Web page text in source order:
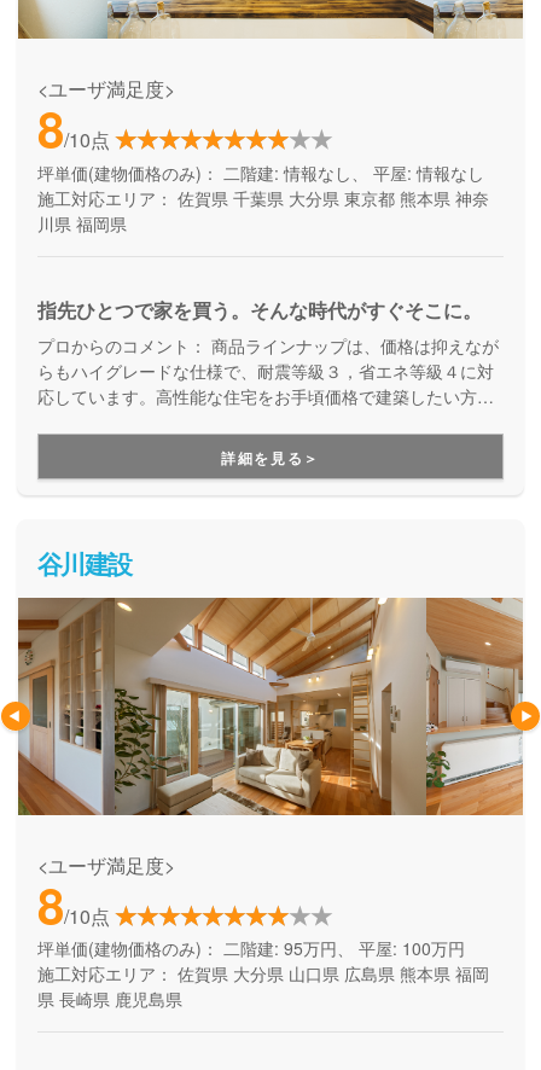
<ユーザ満足度>
8/10点
坪単価(建物価格のみ)： 二階建: 情報なし、 平屋: 情報なし
施工対応エリア： 佐賀県 千葉県 大分県 東京都 熊本県 神奈
川県 福岡県
指先ひとつで家を買う。そんな時代がすぐそこに。
プロからのコメント： 商品ラインナップは、価格は抑えなが
らもハイグレードな仕様で、耐震等級３，省エネ等級４に対
応しています。高性能な住宅をお手頃価格で建築したい方は
詳細を見る＞
谷川建設
<ユーザ満足度>
8/10点
坪単価(建物価格のみ)： 二階建: 95万円、 平屋: 100万円
施工対応エリア： 佐賀県 大分県 山口県 広島県 熊本県 福岡
県 長崎県 鹿児島県